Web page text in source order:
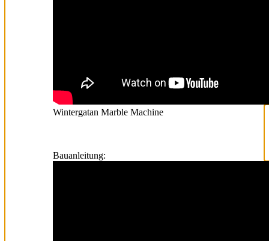
Wintergatan Marble Machine
Bauanleitung: